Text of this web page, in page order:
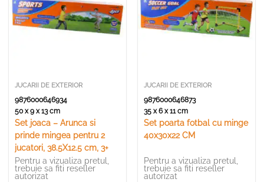
JUCARII DE EXTERIOR
9876000646934
50 x 9 x 13 cm
Set joaca – Arunca si
prinde mingea pentru 2
jucatori, 38.5X12.5 cm, 3+
Pentru a vizualiza pretul,
trebuie sa fiti reseller
autorizat
JUCARII DE EXTERIOR
9876000646873
35 x 6 x 11 cm
Set poarta fotbal cu minge
40x30x22 CM
Pentru a vizualiza pretul,
trebuie sa fiti reseller
autorizat